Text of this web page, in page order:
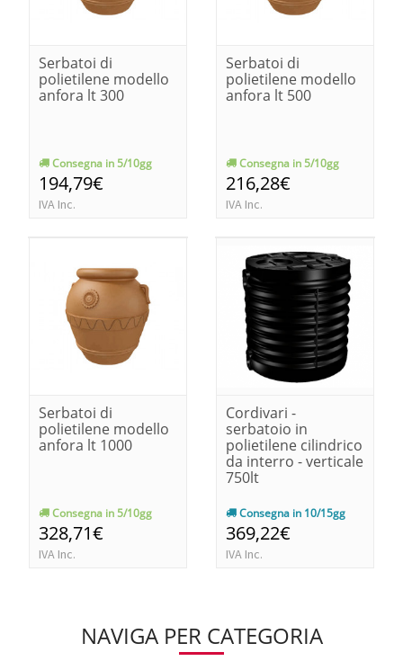
Serbatoi di
polietilene modello
anfora lt 300
Consegna in 5/10gg
194,79€
IVA Inc.
Serbatoi di
polietilene modello
anfora lt 500
Consegna in 5/10gg
216,28€
IVA Inc.
Serbatoi di
polietilene modello
anfora lt 1000
Consegna in 5/10gg
328,71€
IVA Inc.
Cordivari -
serbatoio in
polietilene cilindrico
da interro - verticale
750lt
Consegna in 10/15gg
369,22€
IVA Inc.
NAVIGA PER CATEGORIA